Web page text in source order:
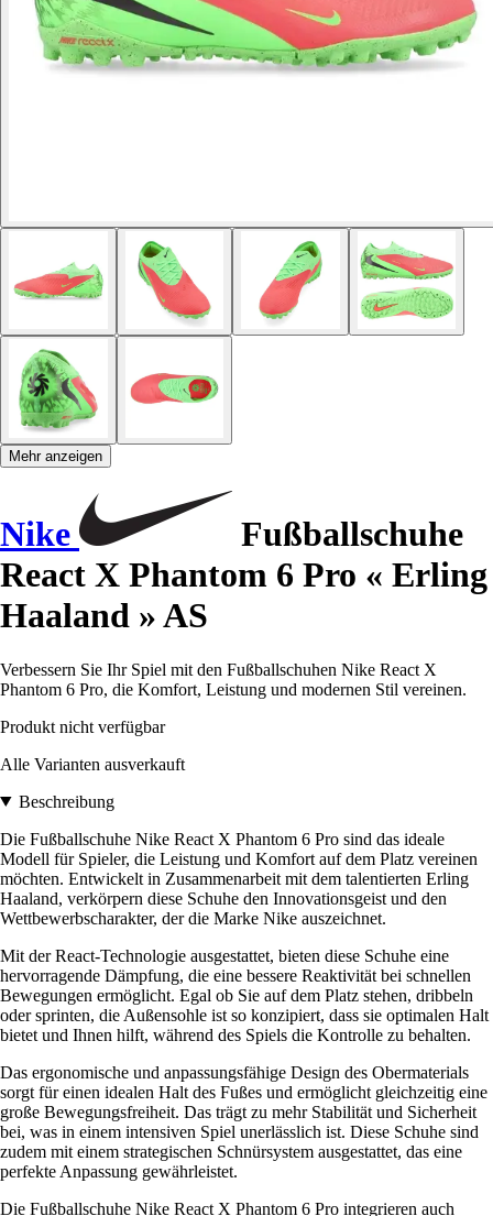
Mehr anzeigen
Nike
Fußballschuhe
React X Phantom 6 Pro « Erling
Haaland » AS
Verbessern Sie Ihr Spiel mit den Fußballschuhen Nike React X
Phantom 6 Pro, die Komfort, Leistung und modernen Stil vereinen.
Produkt nicht verfügbar
Alle Varianten ausverkauft
Beschreibung
Die Fußballschuhe Nike React X Phantom 6 Pro sind das ideale
Modell für Spieler, die Leistung und Komfort auf dem Platz vereinen
möchten. Entwickelt in Zusammenarbeit mit dem talentierten Erling
Haaland, verkörpern diese Schuhe den Innovationsgeist und den
Wettbewerbscharakter, der die Marke Nike auszeichnet.
Mit der React-Technologie ausgestattet, bieten diese Schuhe eine
hervorragende Dämpfung, die eine bessere Reaktivität bei schnellen
Bewegungen ermöglicht. Egal ob Sie auf dem Platz stehen, dribbeln
oder sprinten, die Außensohle ist so konzipiert, dass sie optimalen Halt
bietet und Ihnen hilft, während des Spiels die Kontrolle zu behalten.
Das ergonomische und anpassungsfähige Design des Obermaterials
sorgt für einen idealen Halt des Fußes und ermöglicht gleichzeitig eine
große Bewegungsfreiheit. Das trägt zu mehr Stabilität und Sicherheit
bei, was in einem intensiven Spiel unerlässlich ist. Diese Schuhe sind
zudem mit einem strategischen Schnürsystem ausgestattet, das eine
perfekte Anpassung gewährleistet.
Die Fußballschuhe Nike React X Phantom 6 Pro integrieren auch